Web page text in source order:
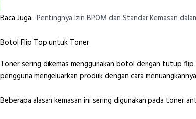
Baca Juga :Pentingnya Izin BPOM dan Standar Kemasan
Botol Flip Top untuk Toner
Toner sering dikemas menggunakan botol dengan tutup flip
pengguna mengeluarkan produk dengan cara
Beberapa alasan kemasan ini sering digunakan pada toner